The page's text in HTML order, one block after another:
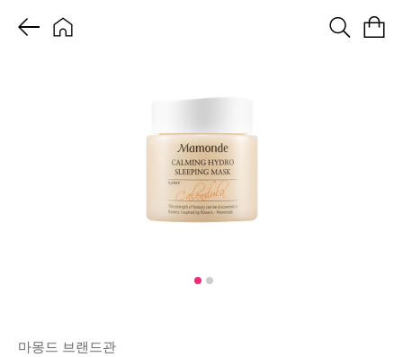
마몽드 브랜드관